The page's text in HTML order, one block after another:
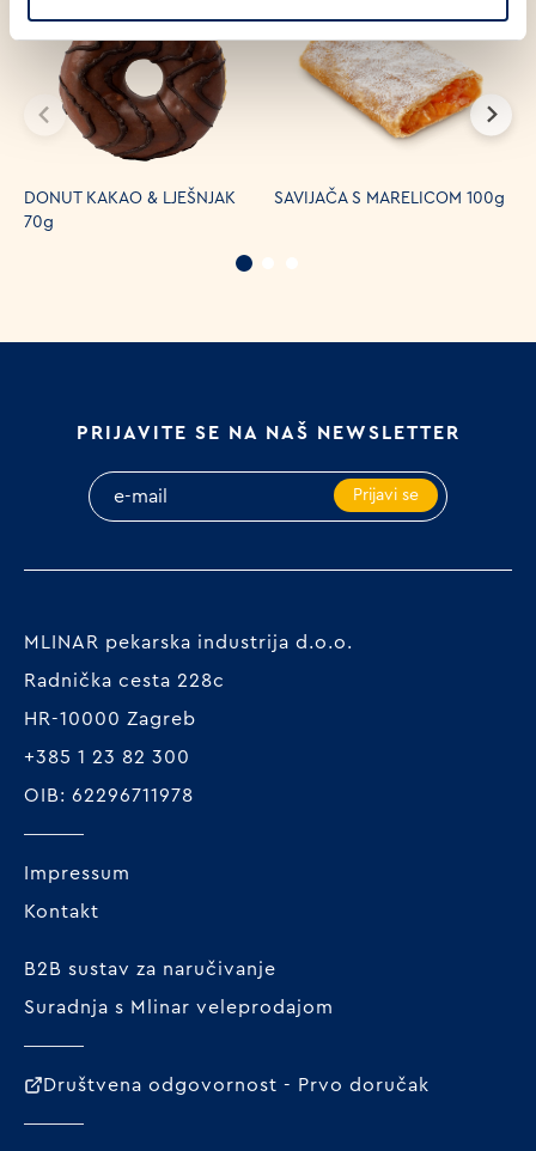
DONUT KAKAO & LJEŠNJAK
70g
SAVIJAČA S MARELICOM 100g
PRIJAVITE SE NA NAŠ NEWSLETTER
Prijavi se
MLINAR pekarska industrija d.o.o.
Radnička cesta 228c
HR-10000 Zagreb
+385 1 23 82 300
OIB: 62296711978
Impressum
Kontakt
B2B sustav za naručivanje
Suradnja s Mlinar veleprodajom
Društvena odgovornost - Prvo doručak